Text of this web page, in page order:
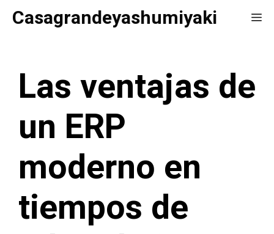
SaltarCasagrandeyashumiyaki
Las ventajas de
un ERP
moderno en
tiempos de